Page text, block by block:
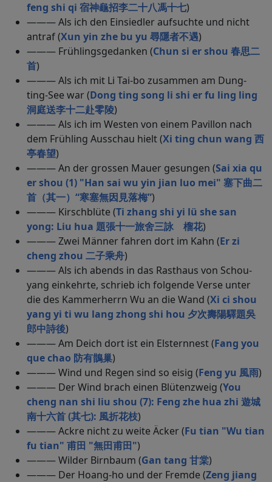
feng shi qi 宿神龜招李二十八馮十七)
——— Als ich den Einsiedler aufsuchte und nicht
antraf (Xun yin zhe bu yu 尋隱者不遇)
——— Frühlingsgedanken (Chun si er shou 春思二
首)
——— Als ich mit Li Tai-bo zusammen am Dung-
ting-See war (Dong ting song li shi er fu ling ling
洞庭送李十二赴零陵)
——— Als ich im Westen von einem Pavillon nach
dem Frühling Ausschau hielt (Xi ting chun wang 西
亭春望)
——— An der grossen Mauer gesungen (Sai xia qu
er shou (1) "Han sai wu yin jian luo mei" 塞下曲二
首（其一）“寒塞無因見落梅”)
——— Kirschblüte (Ti zhang shi yi lü she san
yong: Liu hua 題張十一旅舍三詠 榴花)
——— Zwei Männer fahren dort im Kahn (Er zi
cheng zhou 二子乘舟)
——— Als ich abends in das Rasthaus von Schou-
yang einkehrte, schrieb ich folgende Verse unter
die des Kammerherrn Wu an die Wand (Xi ci shou
yang yi ti wu lang zhong shi hou 夕次壽陽驛題吳
郎中詩後)
——— Am Deich dort ist ein Elsternnest (Fang you
que chao 防有鵲巢)
——— Wind und Regen sind so eisig (Feng yu 風雨)
——— Der Wind brach einen Blütenzweig (You
cheng nan shi liu shou (7): Feng zhe hua zhi 遊城
南十六首 (其七): 風折花枝)
——— Ackre nicht zu weite Äcker (Fu tian "Wu tian
fu tian" 甫田 "無田甫田")
——— Wilder Birnbaum (Gan tang 甘棠)
——— Der Hoang-ho und der Fremde (Zeng jiang